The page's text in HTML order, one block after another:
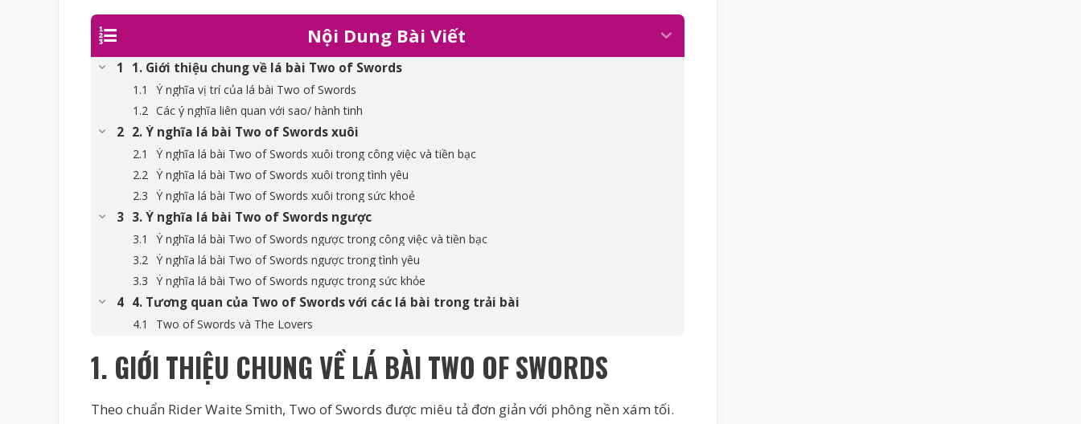
Nội Dung Bài Viết
1. Giới thiệu chung về lá bài Two of Swords
Ý nghĩa vị trí của lá bài Two of Swords
Các ý nghĩa liên quan với sao/ hành tinh
2. Ý nghĩa lá bài Two of Swords xuôi
Ý nghĩa lá bài Two of Swords xuôi trong công việc và tiền bạc
Ý nghĩa lá bài Two of Swords xuôi trong tình yêu
Ý nghĩa lá bài Two of Swords xuôi trong sức khoẻ
3. Ý nghĩa lá bài Two of Swords ngược
Ý nghĩa lá bài Two of Swords ngược trong công việc và tiền bạc
Ý nghĩa lá bài Two of Swords ngược trong tình yêu
Ý nghĩa lá bài Two of Swords ngược trong sức khỏe
4. Tương quan của Two of Swords với các lá bài trong trải bài
Two of Swords và The Lovers
Two of Swords và Knight of Cups
Two of Swords và Seven of Swords
5. Kết luận về lá bài Two of Swords
1. GIỚI THIỆU CHUNG VỀ LÁ BÀI TWO OF SWORDS
Theo chuẩn Rider Waite Smith, Two of Swords được miêu tả đơn giản với phông nền xám tối.